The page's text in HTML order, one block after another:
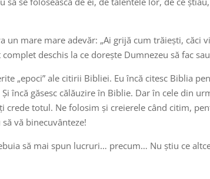
un mare mare adevăr: „Ai grijă cum trăiești, căci
complet deschis la ce dorește Dumnezeu să fac
„epoci” ale citirii Bibliei. Eu încă citesc Biblia
încă găsesc călăuzire în Biblie. Dar în cele din
crede totul. Ne folosim și creierele când citim,
vă binecuvânteze!
să mai spun lucruri… precum… Nu știu ce